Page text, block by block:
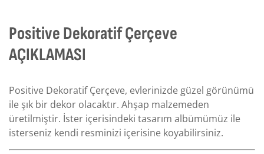
Positive Dekoratif Çerçeve
AÇIKLAMASI
Positive Dekoratif Çerçeve, evlerinizde güzel görünümü
ile şık bir dekor olacaktır. Ahşap malzemeden
üretilmiştir. İster içerisindeki tasarım albümümüz ile
isterseniz kendi resminizi içerisine koyabilirsiniz.